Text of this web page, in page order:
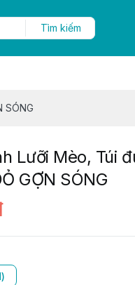
Tìm kiếm
SÓNG
Lưỡi Mèo, Túi
GỢN SÓNG